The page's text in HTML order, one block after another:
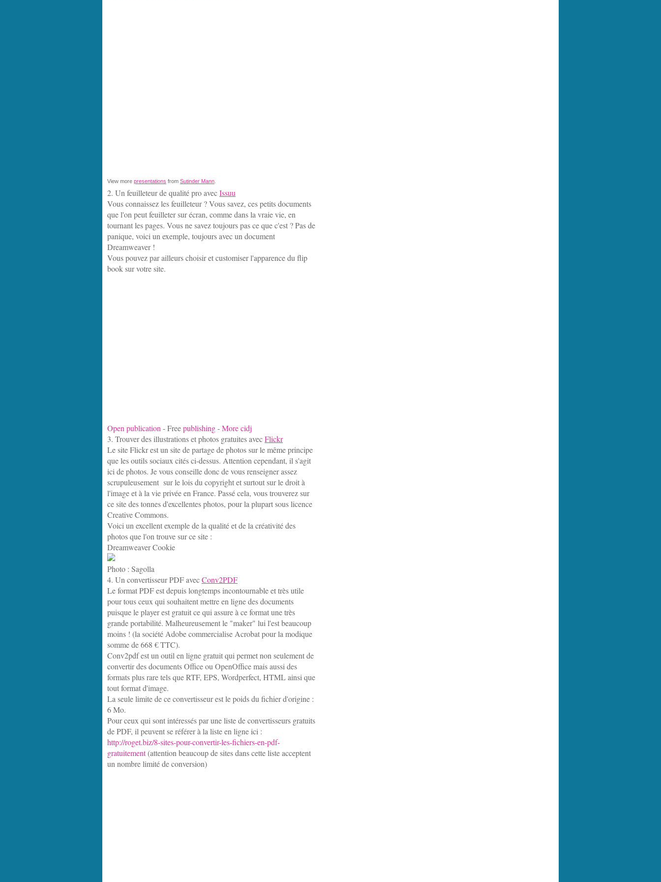
View more presentations from Sutinder Mann
2. Un feuilleteur de qualité pro avecIssuu
Vous connaissez les feuilleteur ? Vous savez, ces petits documents
que l'on peut feuilleter sur écran, comme dans la vraie vie, en
tournant les pages. Vous ne savez toujours pas ce que c'est ? Pas de
panique, voici un exemple, toujours avec un document
Dreamweaver !
Vous pouvez par ailleurs choisir et customiser l'apparence du flip
book sur votre site.
Open publication - Freepublishing-More cidj
3. Trouver des illustrations et photos gratuites avecFlickr
Le site Flickr est un site de partage de photos sur le même principe
que les outils sociaux cités ci-dessus. Attention cependant, il s'agit
ici de photos. Je vous conseille donc de vous renseigner assez
scrupuleusement sur le lois du copyright et surtout sur le droit à
l'image et à la vie privée en France. Passé cela, vous trouverez sur
ce site des tonnes d'excellentes photos, pour la plupart sous licence
Creative Commons.
Voici un excellent exemple de la qualité et de la créativité des
photos que l'on trouve sur ce site :
Dreamweaver Cookie
Photo : Sagolla
4. Un convertisseur PDF avecConv2PDF
Le format PDF est depuis longtemps incontournable et très utile
pour tous ceux qui souhaitent mettre en ligne des documents
puisque le player est gratuit ce qui assure à ce format une très
grande portabilité. Malheureusement le "maker" lui l'est beaucoup
moins ! (la société Adobe commercialise Acrobat pour la modique
somme de 668 € TTC).
Conv2pdf est un outil en ligne gratuit qui permet non seulement de
convertir des documents Office ou OpenOffice mais aussi des
formats plus rare tels que RTF, EPS, Wordperfect, HTML ainsi que
tout format d'image.
La seule limite de ce convertisseur est le poids du fichier d'origine :
6 Mo.
Pour ceux qui sont intéressés par une liste de convertisseurs gratuits
de PDF, il peuvent se référer à la liste en ligne ici :
http://roget.biz/8-sites-pour-convertir-les-fichiers-en-pdf-
gratuitement(attention beaucoup de sites dans cette liste acceptent
un nombre limité de conversion)